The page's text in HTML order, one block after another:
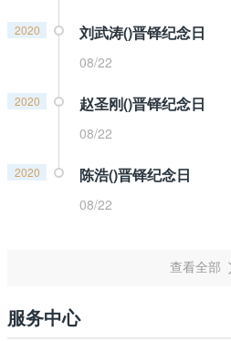
2020 刘武涛()晋铎纪念日
08/22
2020 赵圣刚()晋铎纪念日
08/22
2020 陈浩()晋铎纪念日
08/22
服务中心